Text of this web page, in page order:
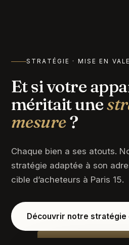
STRATÉGIE · MISE EN
Et si votre
méritait une
mesure?
Chaque bien a ses atouts.
stratégie adaptée à son
cible d’acheteurs à Paris 15.
Découvrir notre stratégie